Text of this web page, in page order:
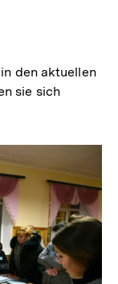
den aktuellen
sie sich